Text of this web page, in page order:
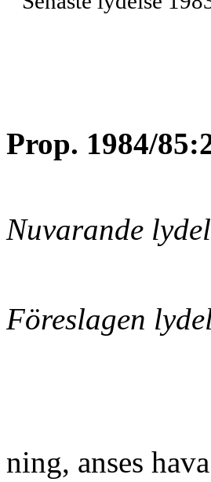
Prop. 1984/
Nuvarande
Föreslagen
ning, anses